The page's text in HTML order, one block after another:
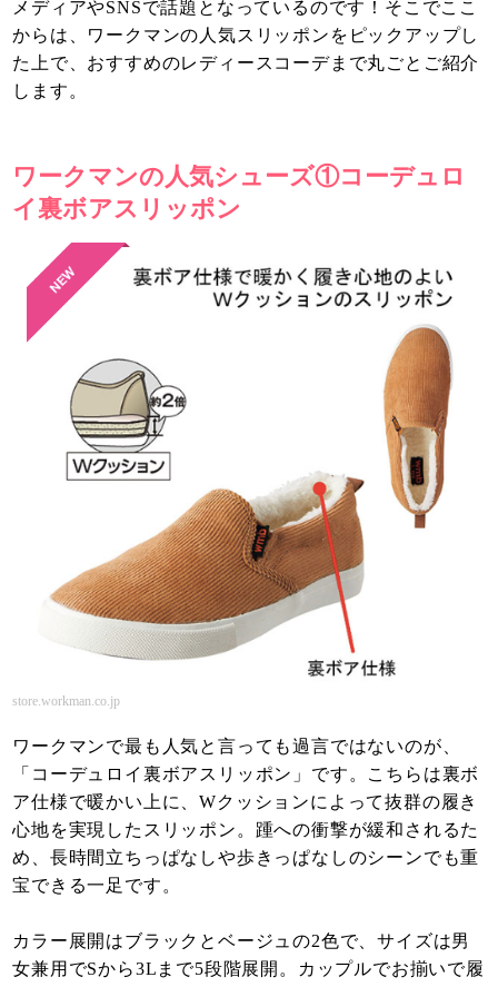
メディアやSNSで話題となっているのです！そこでここ
からは、ワークマンの人気スリッポンをピックアップし
た上で、おすすめのレディースコーデまで丸ごとご紹介
します。
ワークマンの人気シューズ①コーデュロ
イ裏ボアスリッポン
store.workman.co.jp
ワークマンで最も人気と言っても過言ではないのが、
「コーデュロイ裏ボアスリッポン」です。こちらは裏ボ
ア仕様で暖かい上に、Wクッションによって抜群の履き
心地を実現したスリッポン。踵への衝撃が緩和されるた
め、長時間立ちっぱなしや歩きっぱなしのシーンでも重
宝できる一足です。
カラー展開はブラックとベージュの2色で、サイズは男
女兼用でSから3Lまで5段階展開。カップルでお揃いで履